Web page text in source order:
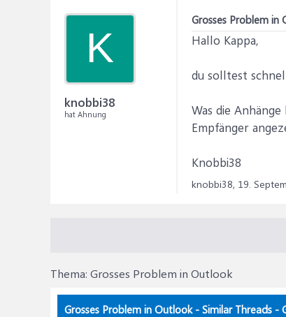
K
knobbi38
hat Ahnung
Grosses Problem in
Hallo Kappa,
du solltest
Was die
Empfänger
Knobbi38
knobbi38, 19.
Thema: Grosses Problem in Outlook
Grosses Problem in Outlook - Similar Threads -